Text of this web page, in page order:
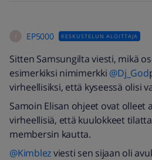
EP5000 KESKUSTELUN ALOITTAJA
Sitten Samsungilta viesti, mikä
esimerkiksi nimimerkki @Dj_God
virheellisiksi, että kyseessä olisi
Samoin Elisan ohjeet ovat olleet
virheellisiä, että kuulokkeet
membersin kautta.
@Kimblezviesti sen sijaan oli